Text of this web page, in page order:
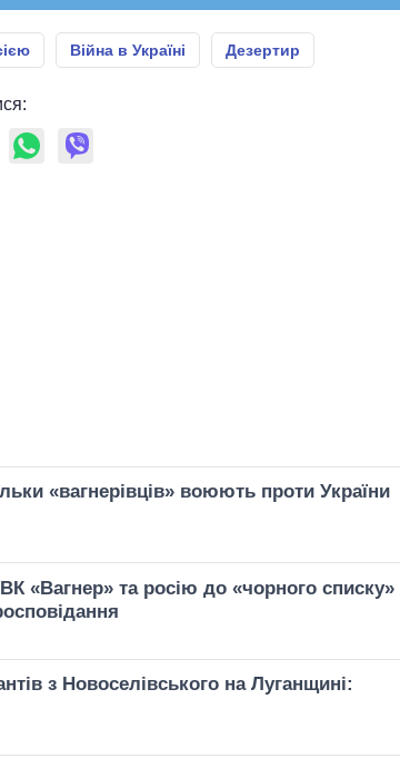
Війна в Україні Дезертир
«вагнерівців» воюють проти України
«Вагнер» та росію до «чорного списку»
з Новоселівського на Луганщині: